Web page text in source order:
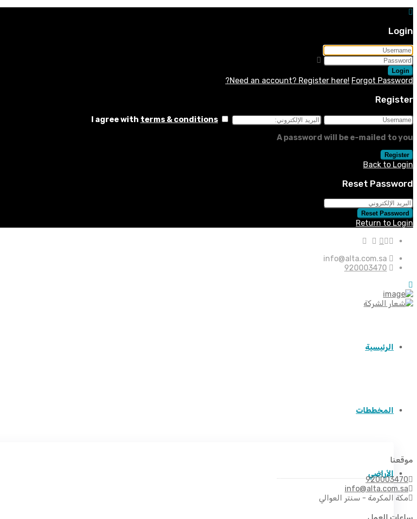
Login
Login
Need an account? Register here! Forgot Password?
Register
I agree with terms & conditions
A password will be e-mailed to you
Register
Back to Login
Reset Password
Reset Password
Return to Login
920003470
الرئيسية
المخططات
مخطط درة سلطانة النموذجيالأراضي
موقعنا
920003470
info@alta.com.sa
مكة المكرمة - سنتر العوالي